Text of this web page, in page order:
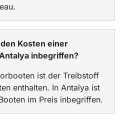
Kosten einer
inbegriffen?
ist der Treibstoff
enthalten. In Antalya ist
im Preis inbegriffen.